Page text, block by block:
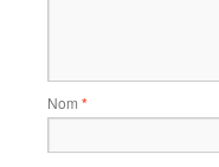
Nom *